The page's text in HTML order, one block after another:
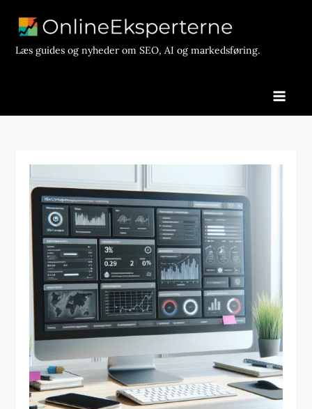
contentLæs guides og nyheder om SEO, AI og markedsføring.